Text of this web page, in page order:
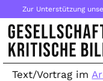
Zur Unterstützung
Text/Vortrag im